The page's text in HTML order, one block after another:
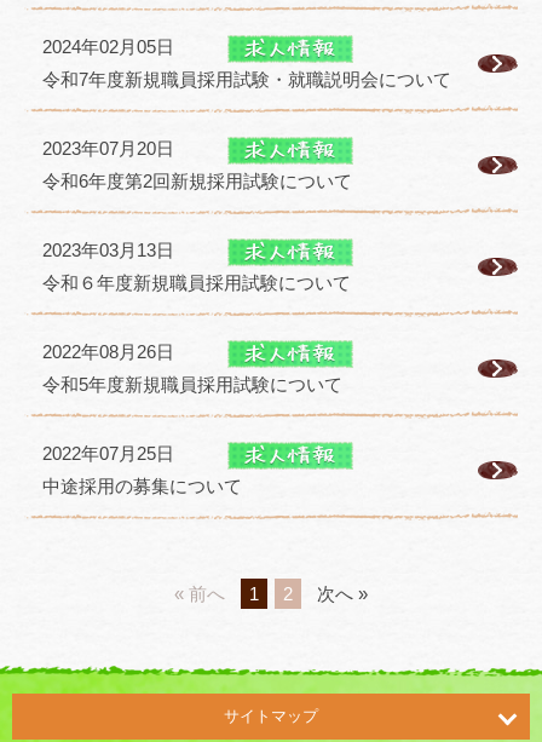
2024年02月05日
令和7年度新規職員採用試験・就職説明会について
2023年07月20日
令和6年度第2回新規採用試験について
2023年03月13日
令和６年度新規職員採用試験について
2022年08月26日
令和5年度新規職員採用試験について
2022年07月25日
中途採用の募集について
« 前へ 1 2 次へ »
サイトマップ